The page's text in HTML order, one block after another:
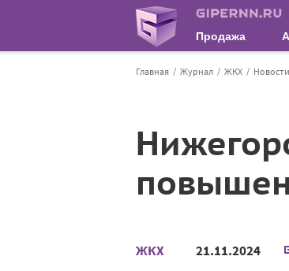
Продажа
Главная Журнал ЖКХ Новости
ЖКХ 21.11.2024